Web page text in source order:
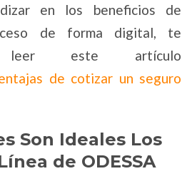
en los beneficios de
de forma digital, te
leer este artículo
de cotizar un seguro
Son Ideales Los
de ODESSA